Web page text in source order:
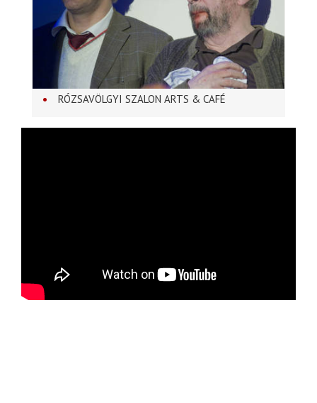
RÓZSAVÖLGYI SZALON ARTS & CAFÉ